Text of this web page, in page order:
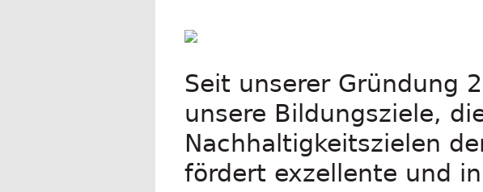
Seit unserer Gründung
unsere Bildungsziele,
Nachhaltigkeitszielen
fördert exzellente und